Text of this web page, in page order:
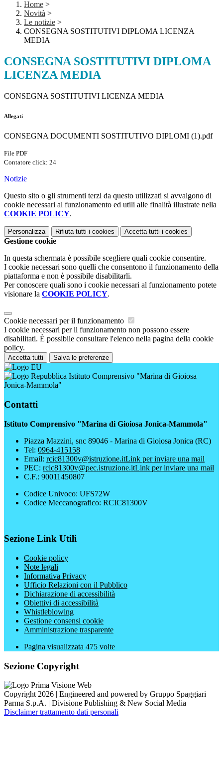
Home >
Novità >
Le notizie >
CONSEGNA SOSTITUTIVI DIPLOMA LICENZA
MEDIA
CONSEGNA SOSTITUTIVI DIPLOMA
LICENZA MEDIA
CONSEGNA SOSTITUTIVI LICENZA MEDIA
Allegati
CONSEGNA DOCUMENTI SOSTITUTIVO DIPLOMI (1).pdf
File PDF
Contatore click: 24
Notizie
Questo sito o gli strumenti terzi da questo utilizzati si avvalgono di
cookie necessari al funzionamento ed utili alle finalità illustrate nella
COOKIE POLICY.
Personalizza Rifiuta tutti i cookies Accetta tutti i cookies
Gestione cookie
In questa schermata è possibile scegliere quali cookie consentire.
I cookie necessari sono quelli che consentono il funzionamento della
piattaforma e non è possibile disabilitarli.
Per conoscere quali sono i cookie necessari al funzionamento potete
visionare la COOKIE POLICY.
Cookie necessari per il funzionamento
I cookie necessari per il funzionamento non possono essere
disabilitati. È possibile consultare l'elenco nella pagina della cookie
policy.
Accetta tutti Salva le preferenze
Istituto Comprensivo "Marina di Gioiosa
Jonica-Mammola"
Contatti
Istituto Comprensivo "Marina di Gioiosa Jonica-Mammola"
Piazza Mazzini, snc 89046 - Marina di Gioiosa Jonica (RC)
Tel: 0964-415158
Email: rcic81300v@istruzione.itLink per inviare una mail
PEC: rcic81300v@pec.istruzione.itLink per inviare una mail
C.F.: 90011450807
Codice Univoco: UFS72W
Codice Meccanografico: RCIC81300V
Sezione Link Utili
Cookie policy
Note legali
Informativa Privacy
Ufficio Relazioni con il Pubblico
Dichiarazione di accessibilità
Obiettivi di accessibilità
Whistleblowing
Gestione consensi cookie
Amministrazione trasparente
Pagina visualizzata 475 volte
Sezione Copyright
Copyright 2026 | Engineered and powered by Gruppo Spaggiari
Parma S.p.A. | Divisione Publishing & New Social Media
Disclaimer trattamento dati personali